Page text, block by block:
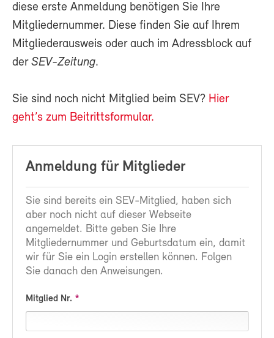
diese erste Anmeldung benötigen Sie Ihre
Mitgliedernummer. Diese finden Sie auf Ihrem
Mitgliederausweis oder auch im Adressblock auf
der SEV-Zeitung.
Sie sind noch nicht Mitglied beim SEV? Hier
geht’s zum Beitrittsformular.
Anmeldung für Mitglieder
Sie sind bereits ein SEV-Mitglied, haben sich
aber noch nicht auf dieser Webseite
angemeldet. Bitte geben Sie Ihre
Mitgliedernummer und Geburtsdatum ein, damit
wir für Sie ein Login erstellen können. Folgen
Sie danach den Anweisungen.
Mitglied Nr.